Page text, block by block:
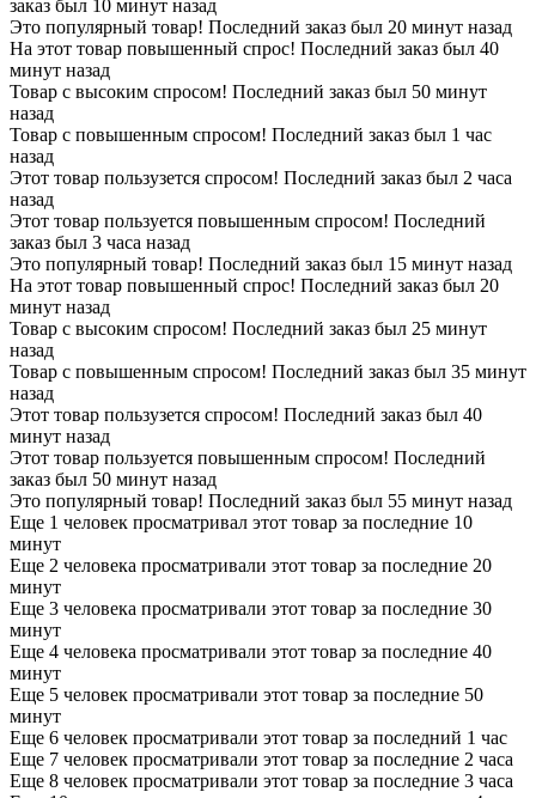
заказ был 10 минут назад
Это популярный товар! Последний заказ был 20 минут назад
На этот товар повышенный спрос! Последний заказ был 40
минут назад
Товар с высоким спросом! Последний заказ был 50 минут
назад
Товар с повышенным спросом! Последний заказ был 1 час
назад
Этот товар пользузется спросом! Последний заказ был 2 часа
назад
Этот товар пользуется повышенным спросом! Последний
заказ был 3 часа назад
Это популярный товар! Последний заказ был 15 минут назад
На этот товар повышенный спрос! Последний заказ был 20
минут назад
Товар с высоким спросом! Последний заказ был 25 минут
назад
Товар с повышенным спросом! Последний заказ был 35 минут
назад
Этот товар пользузется спросом! Последний заказ был 40
минут назад
Этот товар пользуется повышенным спросом! Последний
заказ был 50 минут назад
Это популярный товар! Последний заказ был 55 минут назад
Еще 1 человек просматривал этот товар за последние 10
минут
Еще 2 человека просматривали этот товар за последние 20
минут
Еще 3 человека просматривали этот товар за последние 30
минут
Еще 4 человека просматривали этот товар за последние 40
минут
Еще 5 человек просматривали этот товар за последние 50
минут
Еще 6 человек просматривали этот товар за последний 1 час
Еще 7 человек просматривали этот товар за последние 2 часа
Еще 8 человек просматривали этот товар за последние 3 часа